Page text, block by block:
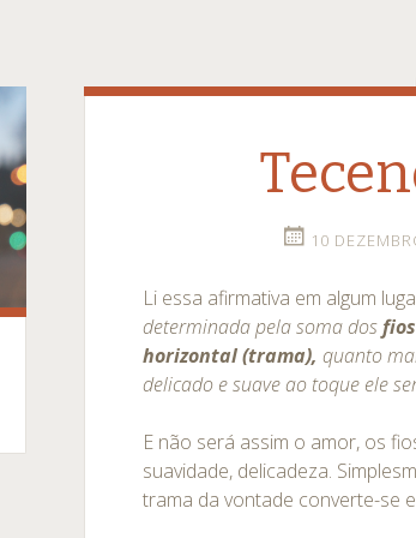
10
Li essa afirmativa em algum
determinada pela soma dos
horizontal (trama), quanto
delicado e suave ao toque ele
E não será assim o amor, os
suavidade, delicadeza.
trama da vontade converte-se